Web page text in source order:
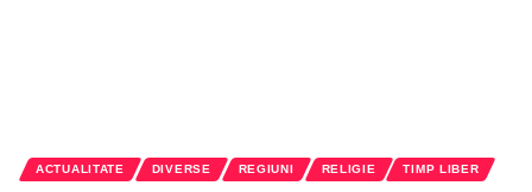
ACTUALITATE DIVERSE REGIUNI RELIGIE TIMP LIBER